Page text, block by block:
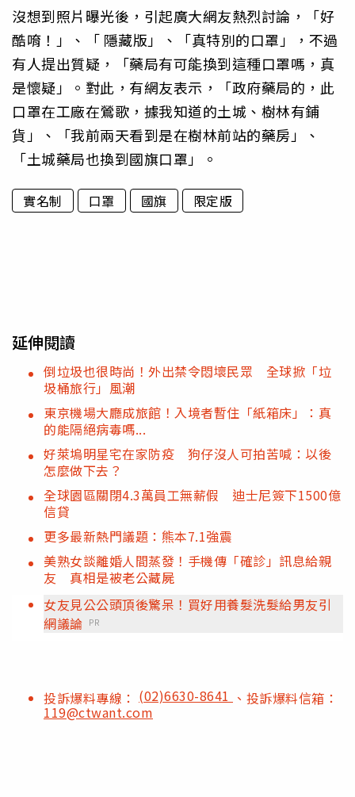
沒想到照片曝光後，引起廣大網友熱烈討論，「好
酷唷！」、「 隱藏版」、「真特別的口罩」，不過
有人提出質疑，「藥局有可能換到這種口罩嗎，真
是懷疑」。對此，有網友表示，「政府藥局的，此
口罩在工廠在鶯歌，據我知道的土城、樹林有鋪
貨」、「我前兩天看到是在樹林前站的藥房」、
「土城藥局也換到國旗口罩」。
實名制 口罩 國旗 限定版
延伸閱讀
倒垃圾也很時尚！外出禁令悶壞民眾 全球掀「垃
圾桶旅行」風潮
東京機場大廳成旅館！入境者暫住「紙箱床」：真
的能隔絕病毒嗎...
好萊塢明星宅在家防疫 狗仔沒人可拍苦喊：以後
怎麼做下去？
全球園區關閉4.3萬員工無薪假 迪士尼簽下1500億
信貸
更多最新熱門議題：熊本7.1強震
美熟女談離婚人間蒸發！手機傳「確診」訊息給親
友 真相是被老公藏屍
女友見公公頭頂後驚呆！買好用養髮洗髮給男友引
網議論 PR
投訴爆料專線： (02)6630-8641 、投訴爆料信箱：
119@ctwant.com